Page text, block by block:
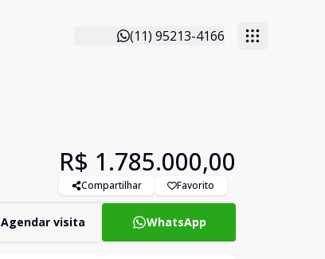
(11) 95213-4166
R$ 1.785.000,00
Compartilhar Favorito
Agendar visita WhatsApp